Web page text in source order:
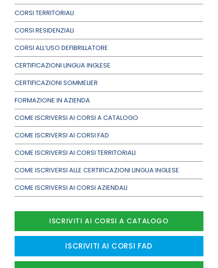
CORSI TERRITORIALI
CORSI RESIDENZIALI
CORSI ALL’USO DEFIBRILLATORE
CERTIFICAZIONI LINGUA INGLESE
CERTIFICAZIONI SOMMELIER
FORMAZIONE IN AZIENDA
COME ISCRIVERSI AI CORSI A CATALOGO
COME ISCRIVERSI AI CORSI FAD
COME ISCRIVERSI AI CORSI TERRITORIALI
COME ISCRIVERSI ALLE CERTIFICAZIONI LINGUA INGLESE
COME ISCRIVERSI AI CORSI AZIENDALI
ISCRIVITI AI CORSI A CATALOGO
ISCRIVITI AI CORSI FAD